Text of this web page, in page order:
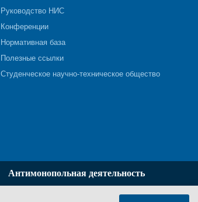
Руководство НИС
Конференции
Нормативная база
Полезные ссылки
Студенческое научно-техническое общество
Антимонопольная деятельность